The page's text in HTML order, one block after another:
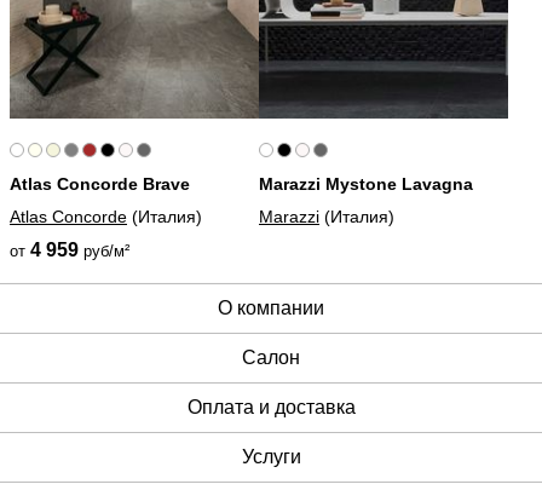
Atlas Concorde Brave
Atlas Concorde (Италия)
от 4 959 руб/м²
Marazzi Mystone Lavagna
Marazzi (Италия)
О компании
Cалон
Оплата и доставка
Услуги